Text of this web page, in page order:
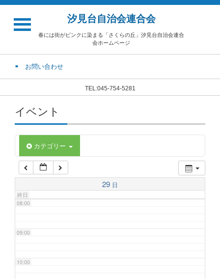
汐見台自治会連合会
春には街がピンクに染まる「さくらの丘」汐見台自治会連合
会ホームページ
お問い合わせ
TEL:045-754-5281
イベント
カテゴリー
29 日
終日
02:00
03:00
05:00
06:00
07:00
08:00
09:00
10:00